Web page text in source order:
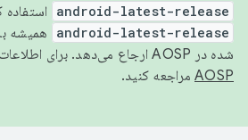
android-latest-release
android-latest-release
همیشه
شده در AOSP ارجاع می‌دهد. برای اطلاعات بیشتر، به
AOSP مراجعه کنید.